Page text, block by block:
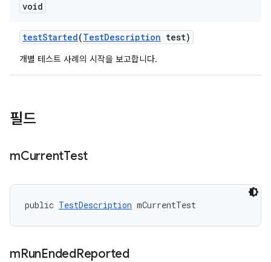
void
testStarted(TestDescription test)
개별 테스트 사례의 시작을 보고합니다.
필드
mCurrentTest
public TestDescription mCurrentTest
mRunEndedReported